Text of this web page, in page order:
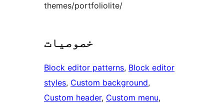
themes/portfoliolite/
خصوصیات
Block editor patterns, Block editor
styles, Custom background
Custom header, Custom menu